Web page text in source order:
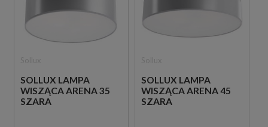
SOLLUX LAMPA
WISZĄCA ARENA 35
SZARA
SOLLUX LAMPA
WISZĄCA ARENA 45
SZARA